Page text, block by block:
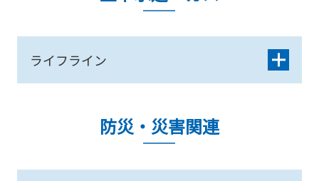
ライフライン
防災・災害関連